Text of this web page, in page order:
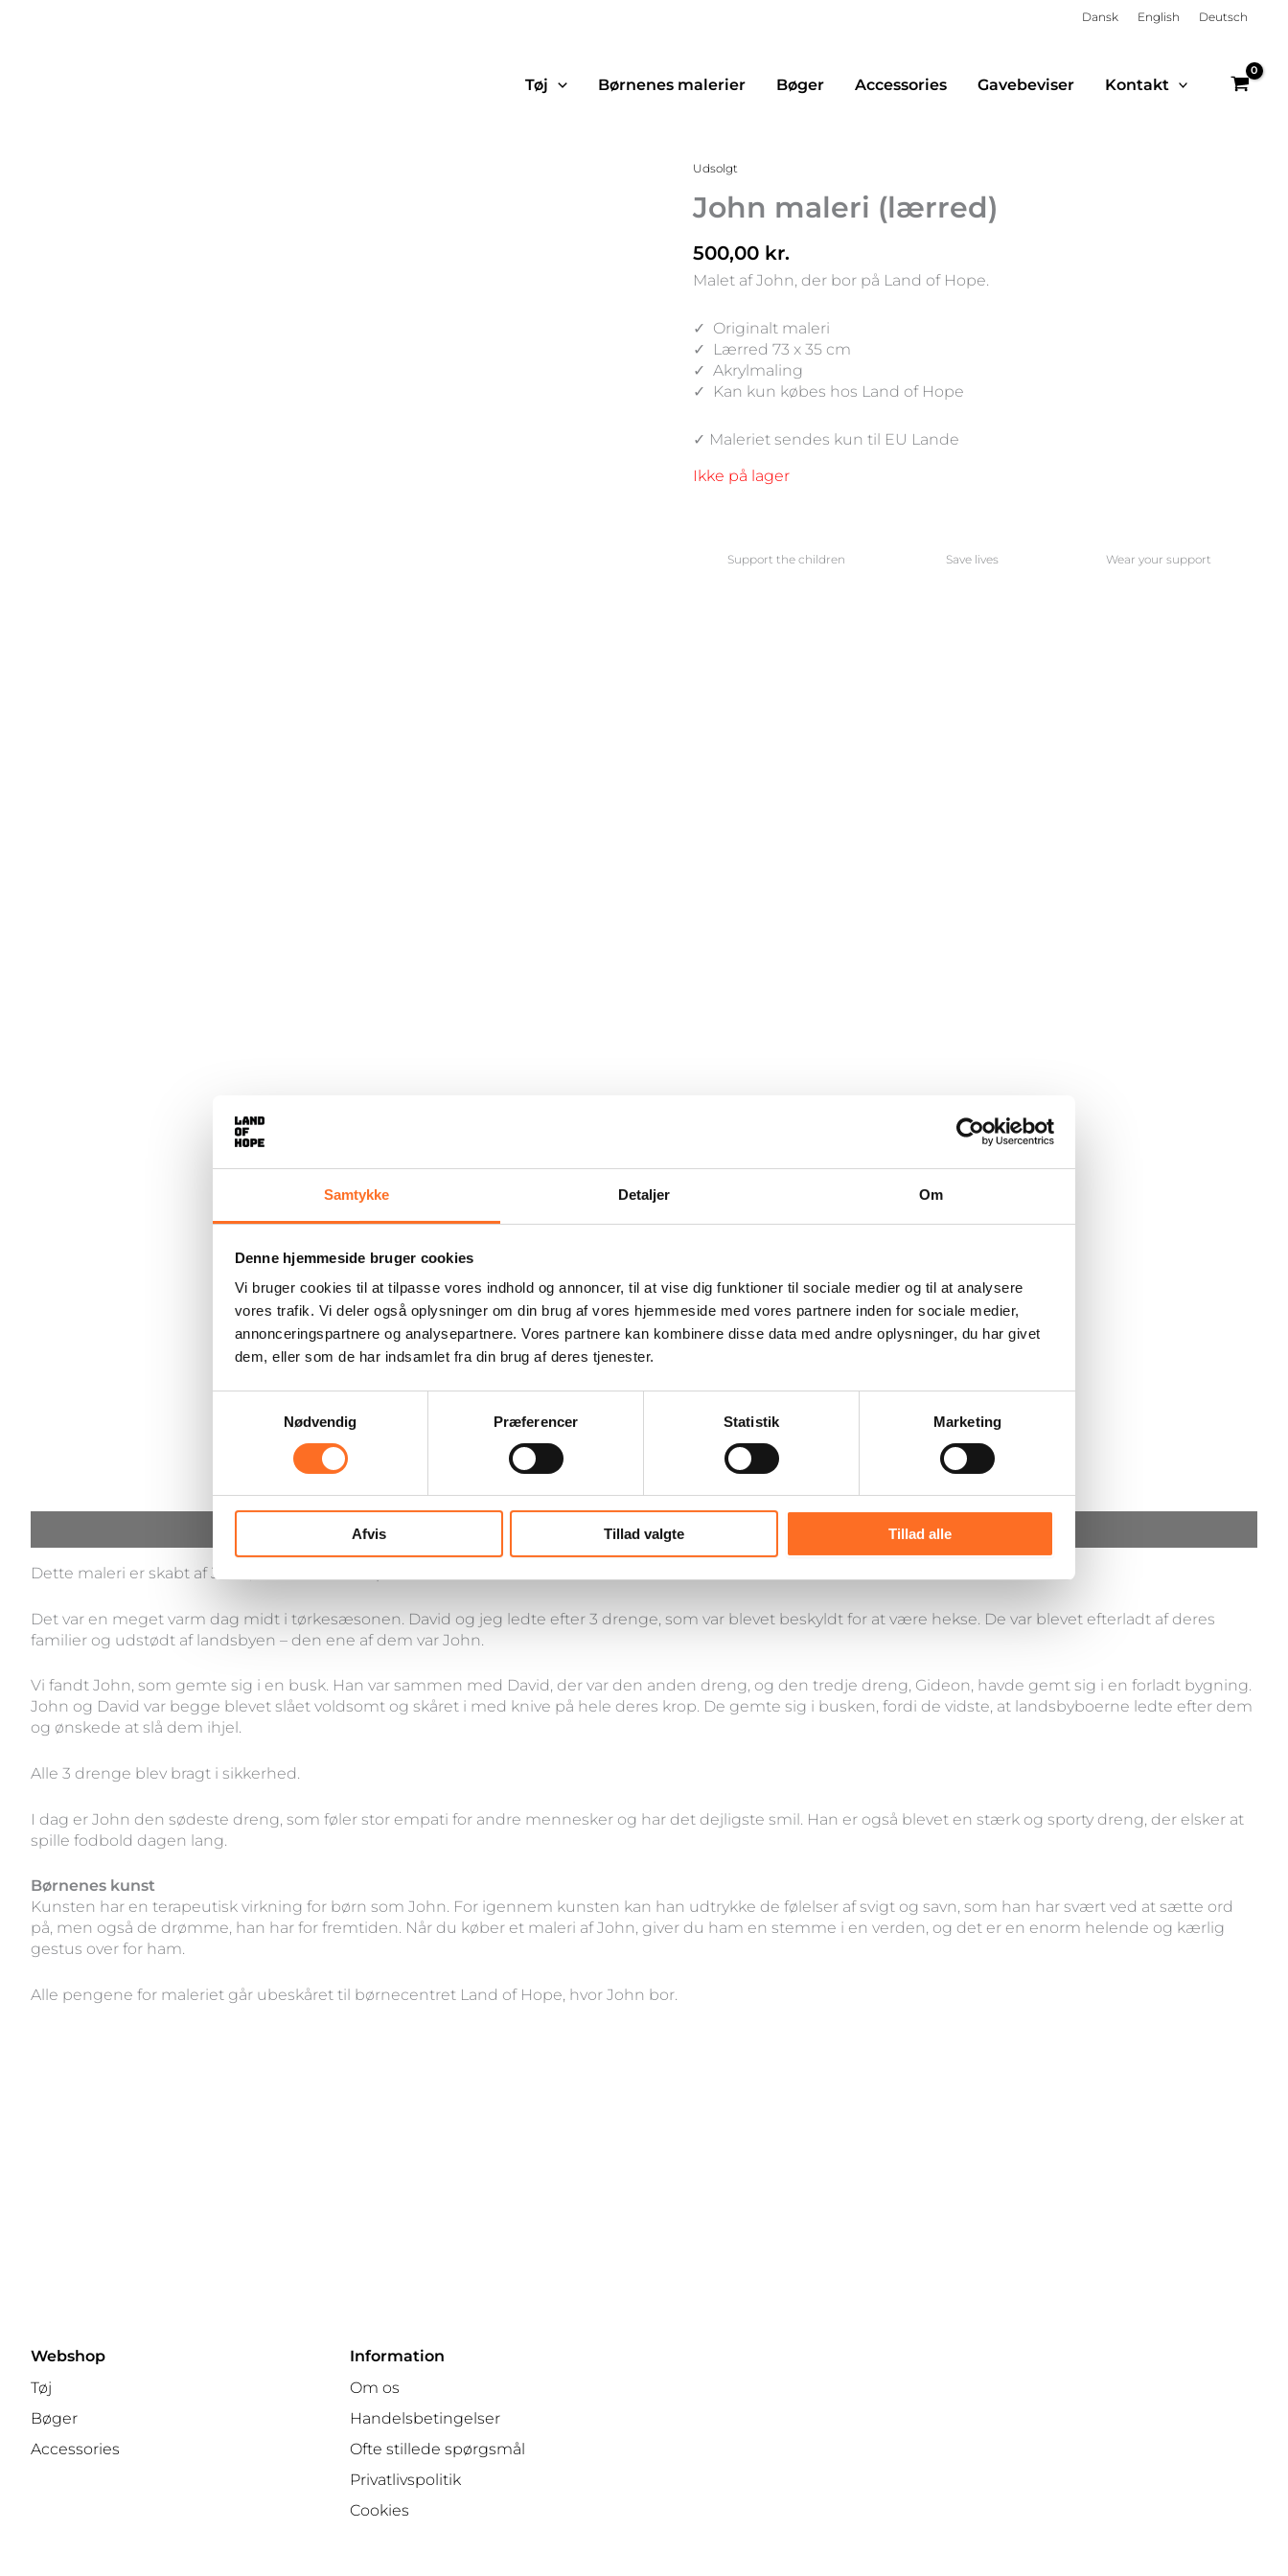
Samtykke Detaljer Om
Denne hjemmeside bruger cookies
Vi bruger cookies til at tilpasse vores indhold og annoncer, til at vise dig funktioner til sociale medier og til at analysere
vores trafik. Vi deler også oplysninger om din brug af vores hjemmeside med vores partnere inden for sociale medier,
annonceringspartnere og analysepartnere. Vores partnere kan kombinere disse data med andre oplysninger, du har givet
dem, eller som de har indsamlet fra din brug af deres tjenester.
Nødvendig
Præferencer Statistik Marketing
Afvis Tillad valgte Tillad alle
Dansk English Deutsch
Tøj Børnenes malerier Bøger Accessories Gavebeviser Kontakt
Udsolgt
John maleri (lærred)
500,00 kr.
Malet af John, der bor på Land of Hope.
✓ Originalt maleri
✓ Lærred 73 x 35 cm
✓ Akrylmaling
✓ Kan kun købes hos Land of Hope
✓ Maleriet sendes kun til EU Lande
Ikke på lager
Support the children Save lives Wear your support
Dette maleri er skabt af John, som Land of Hope reddede for 8 år siden.
Det var en meget varm dag midt i tørkesæsonen. David og jeg ledte efter 3 drenge, som var blevet beskyldt for at være hekse. De var blevet efterladt af deres
familier og udstødt af landsbyen – den ene af dem var John.
Vi fandt John, som gemte sig i en busk. Han var sammen med David, der var den anden dreng, og den tredje dreng, Gideon, havde gemt sig i en forladt bygning.
John og David var begge blevet slået voldsomt og skåret i med knive på hele deres krop. De gemte sig i busken, fordi de vidste, at landsbyboerne ledte efter dem
og ønskede at slå dem ihjel.
Alle 3 drenge blev bragt i sikkerhed.
I dag er John den sødeste dreng, som føler stor empati for andre mennesker og har det dejligste smil. Han er også blevet en stærk og sporty dreng, der elsker at
spille fodbold dagen lang.
Børnenes kunst
Kunsten har en terapeutisk virkning for børn som John. For igennem kunsten kan han udtrykke de følelser af svigt og savn, som han har svært ved at sætte ord
på, men også de drømme, han har for fremtiden. Når du køber et maleri af John, giver du ham en stemme i en verden, og det er en enorm helende og kærlig
gestus over for ham.
Alle pengene for maleriet går ubeskåret til børnecentret Land of Hope, hvor John bor.
Webshop
Tøj
Bøger
Accessories
Information
Om os
Handelsbetingelser
Ofte stillede spørgsmål
Privatlivspolitik
Cookies